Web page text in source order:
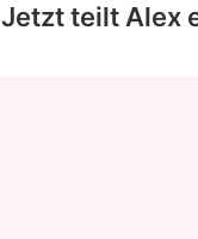
Jetzt teilt Alex